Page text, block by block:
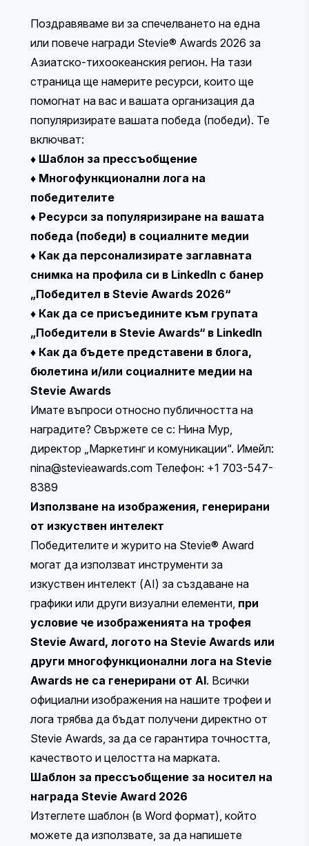
Поздравяваме ви за спечелването на една
или повече награди Stevie® Awards 2026 за
Азиатско-тихоокеанския регион. На тази
страница ще намерите ресурси, които ще
помогнат на вас и вашата организация да
популяризирате вашата победа (победи). Те
включват:
♦ Шаблон за прессъобщение
♦ Многофункционални лога на
победителите
♦ Ресурси за популяризиране на вашата
победа (победи) в социалните медии
♦ Как да персонализирате заглавната
снимка на профила си в LinkedIn с банер
„Победител в Stevie Awards 2026“
♦ Как да се присъедините към групата
„Победители в Stevie Awards“ в LinkedIn
♦ Как да бъдете представени в блога,
бюлетина и/или социалните медии на
Stevie Awards
Имате въпроси относно публичността на
наградите? Свържете се с: Нина Мур,
директор „Маркетинг и комуникации“. Имейл:
nina@stevieawards.com Телефон: +1 703-547-
8389
Използване на изображения, генерирани
от изкуствен интелект
Победителите и журито на Stevie® Award
могат да използват инструменти за
изкуствен интелект (AI) за създаване на
графики или други визуални елементи, при
условие че изображенията на трофея
Stevie Award, логото на Stevie Awards или
други многофункционални лога на Stevie
Awards не са генерирани от AI. Всички
официални изображения на нашите трофеи и
лога трябва да бъдат получени директно от
Stevie Awards, за да се гарантира точността,
качеството и целостта на марката.
Шаблон за прессъобщение за носител на
награда Stevie Award 2026
Изтеглете шаблон (в Word формат), който
можете да използвате, за да напишете